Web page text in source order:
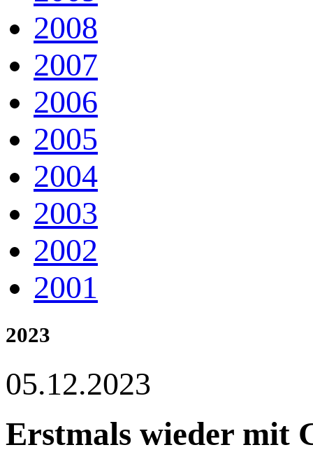
2008
2007
2006
2005
2004
2003
2002
2001
2023
05.12.2023
Erstmals wieder mit